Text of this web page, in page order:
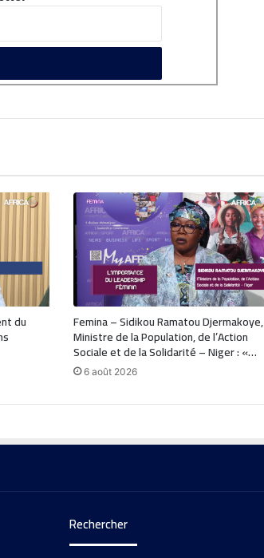
du Femina – Sidikou Ramatou Djermakoye,
Ministre de la Population, de l’Action
Sociale et de la Solidarité – Niger : «…
6 août 2026
Rechercher